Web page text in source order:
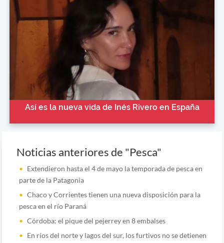
Así es la nueva vida de Inés Rivero en España
Noticias anteriores de "Pesca"
Extendieron hasta el 4 de mayo la temporada de pesca en
parte de la Patagonia
Chaco y Corrientes tienen una nueva disposición para la
pesca en el río Paraná
Córdoba: el pique del pejerrey en 8 embalses
En ríos del norte y lagos del sur, los furtivos no se detienen